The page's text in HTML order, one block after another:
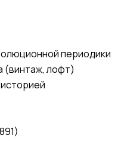
периодики
(винтаж, лофт)